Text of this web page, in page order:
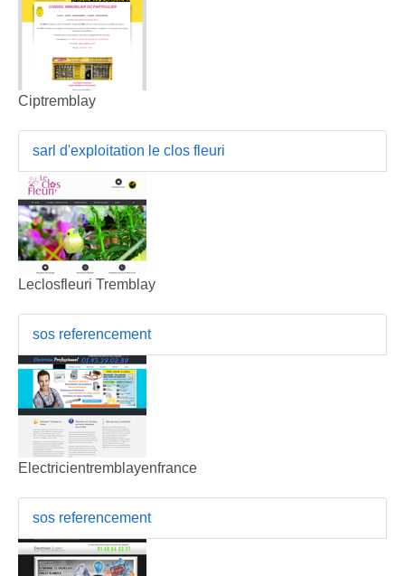
Ciptremblay
sarl d'exploitation le clos fleuri
Leclosfleuri Tremblay
sos referencement
Electricientremblayenfrance
sos referencement